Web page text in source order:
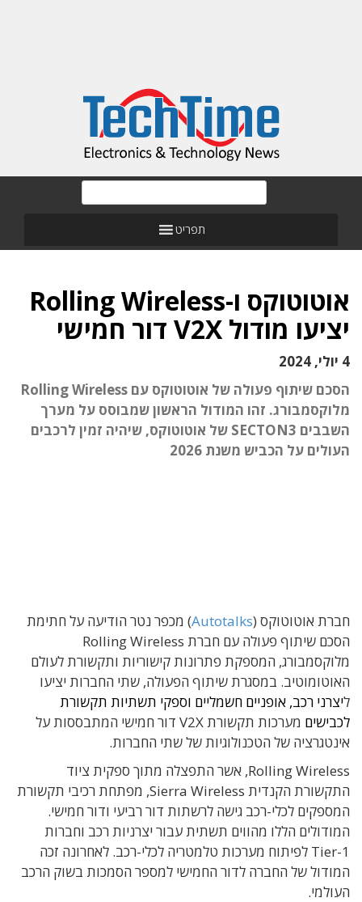
תפריט
אוטוטוקס ו-Rolling Wireless
יציעו מודול V2X דור חמישי
4 יולי, 2024
הסכם שיתוף פעולה של אוטוטוקס עם Rolling Wireless
מלוקסמבורג. זהו המודול הראשון שמבוסס על מערך
השבבים SECTON3 של אוטוטוקס, שיהיה זמין לרכבים
העולים על הכביש משנת 2026
חברת אוטוטוקס (Autotalks) מכפר נטר הודיעה על חתימת
הסכם שיתוף פעולה עם חברת Rolling Wireless
מלוקסמבורג, המספקת פתרונות קישוריות ותקשורת לעולם
האוטומוטיב. במסגרת שיתוף הפעולה, שתי החברות יציעו
ליצרני רכב, אופניים חשמליים וספקי תשתיות תקשורת
לכבישים
מערכות תקשורת V2X דור חמישי המתבססות על
אינטגרציה של הטכנולוגיות של שתי החברות.
Rolling Wireless, אשר התפצלה מתוך ספקית ציוד
התקשורת הקנדית Sierra Wireless, מפתחת רכיבי תקשורת
המספקים לכלי-רכב גישה לרשתות דור רביעי ודור חמישי.
המודולים הללו מהווים תשתית עבור יצרניות רכב וחברות
Tier-1 לפיתוח מערכות טלמטריה לכלי-רכב. לאחרונה זכה
המודול של החברה לדור החמישי למספר הסמכות בשוק הרכב
העולמי.